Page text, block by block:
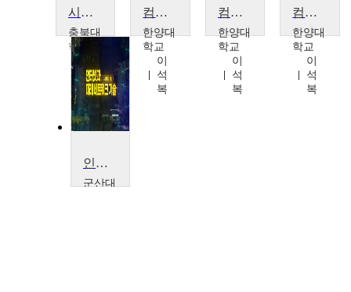
시민사회와 거버넌스
충북대
학교
김
학
실
컴퓨터네트워크
한양대
학교
이
석
복
컴퓨터네트워크
한양대
학교
이
석
복
컴퓨터네트워크
한양대
학교
이
석
복
인터넷과 미래 네트워크 기술
군산대